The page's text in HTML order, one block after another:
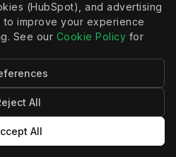
reale
Ogni errore
di esecuzione con
response per il
prima che i problemi
(HubSpot), and advertising
improve your experience
See our Cookie Policy for
All
All